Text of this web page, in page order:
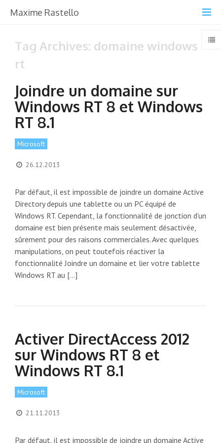
Maxime Rastello
Tag Archives: domaine windows
rt
Joindre un domaine sur
Windows RT 8 et Windows
RT 8.1
Microsoft
26.12.2013
Par défaut, il est impossible de joindre un domaine Active
Directory depuis une tablette ou un PC équipé de
Windows RT. Cependant, la fonctionnalité de jonction d’un
domaine est bien présente mais seulement désactivée,
sûrement pour des raisons commerciales. Avec quelques
manipulations, on peut toutefois réactiver la
fonctionnalité Joindre un domaine et lier votre tablette
Windows RT au […]
Activer DirectAccess 2012
sur Windows RT 8 et
Windows RT 8.1
Microsoft
21.11.2013
Par défaut, il est impossible de joindre un domaine Active